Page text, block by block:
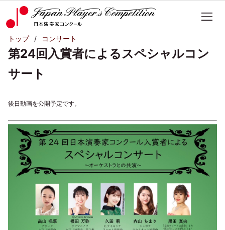
トップ コンサート
第24回入賞者によるスペシャルコン
サート
後日動画を公開予定です。